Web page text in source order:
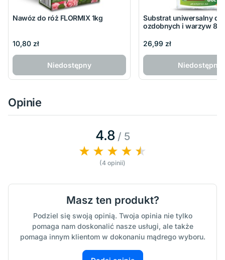
Nawóz do róż FLORMIX 1kg
10,80 zł
Niedostępny
Substrat uniwersalny
ozdobnych i warzyw 80L
26,99 zł
Niedostępny
Opinie
4.8 / 5
(4 opinii)
Masz ten produkt?
Podziel się swoją opinią. Twoja opinia nie tylko
pomaga nam doskonalić nasze usługi, ale także
pomaga innym klientom w dokonaniu mądrego wyboru.